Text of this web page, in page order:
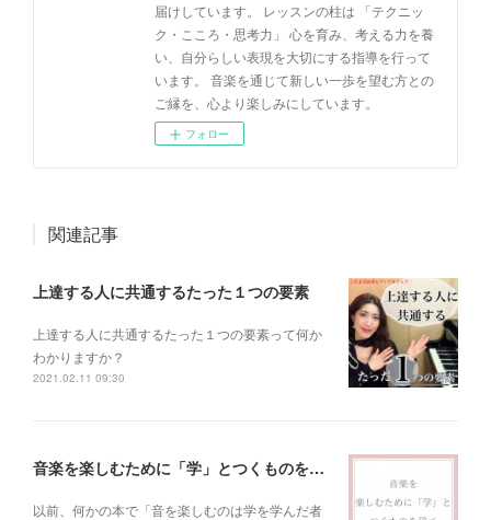
届けしています。 レッスンの柱は 「テクニッ
ク・こころ・思考力」 心を育み、考える力を養
い、自分らしい表現を大切にする指導を行って
います。 音楽を通じて新しい一歩を望む方との
ご縁を、心より楽しみにしています。
フォロー
関連記事
上達する人に共通するたった１つの要素
上達する人に共通するたった１つの要素って何か
わかりますか？
2021.02.11 09:30
音楽を楽しむために「学」とつくものを学べ！
以前、何かの本で「音を楽しむのは学を学んだ者